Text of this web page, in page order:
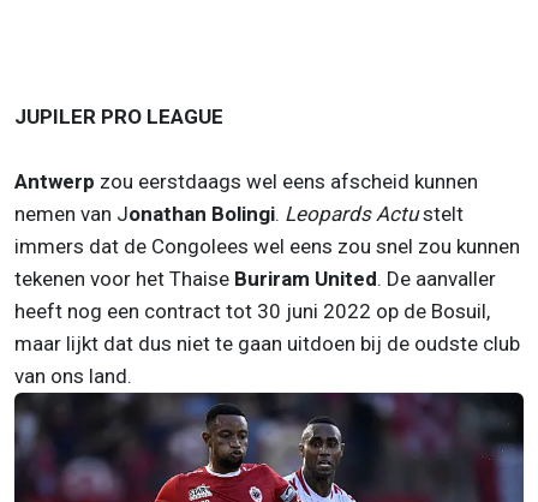
JUPILER PRO LEAGUE
Antwerp zou eerstdaags wel eens afscheid kunnen
nemen van Jonathan Bolingi. Leopards Actustelt
immers dat de Congolees wel eens zou snel zou kunnen
tekenen voor het Thaise Buriram United. De aanvaller
heeft nog een contract tot 30 juni 2022 op de Bosuil,
maar lijkt dat dus niet te gaan uitdoen bij de oudste club
van ons land.